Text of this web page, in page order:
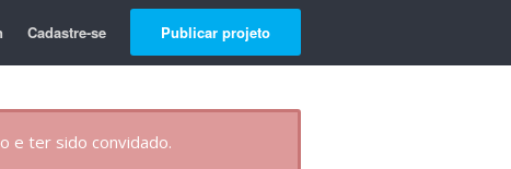
Cadastre-se Publicar projeto
e ter sido convidado.